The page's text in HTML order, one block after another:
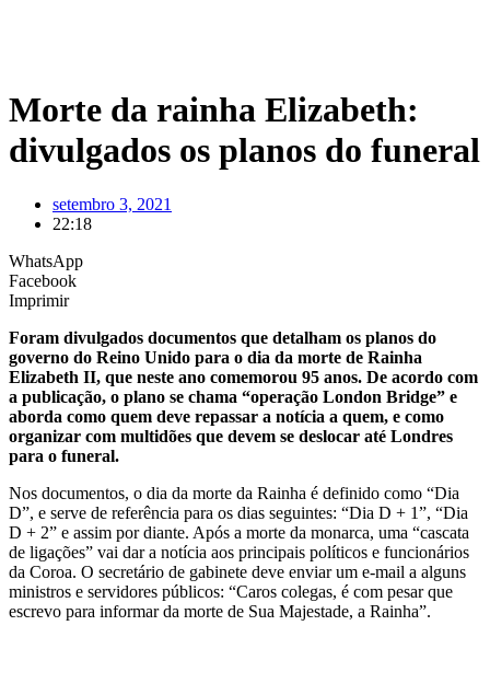
Morte da rainha Elizabeth:
divulgados os planos do funeral
setembro 3, 2021
22:18
WhatsApp
Facebook
Imprimir
Foram divulgados documentos que detalham os planos do
governo do Reino Unido para o dia da morte de Rainha
Elizabeth II, que neste ano comemorou 95 anos. De acordo com
a publicação, o plano se chama “operação London Bridge” e
aborda como quem deve repassar a notícia a quem, e como
organizar com multidões que devem se deslocar até Londres
para o funeral.
Nos documentos, o dia da morte da Rainha é definido como “Dia
D”, e serve de referência para os dias seguintes: “Dia D + 1”, “Dia
D + 2” e assim por diante. Após a morte da monarca, uma “cascata
de ligações” vai dar a notícia aos principais políticos e funcionários
da Coroa. O secretário de gabinete deve enviar um e-mail a alguns
ministros e servidores públicos: “Caros colegas, é com pesar que
escrevo para informar da morte de Sua Majestade, a Rainha”.